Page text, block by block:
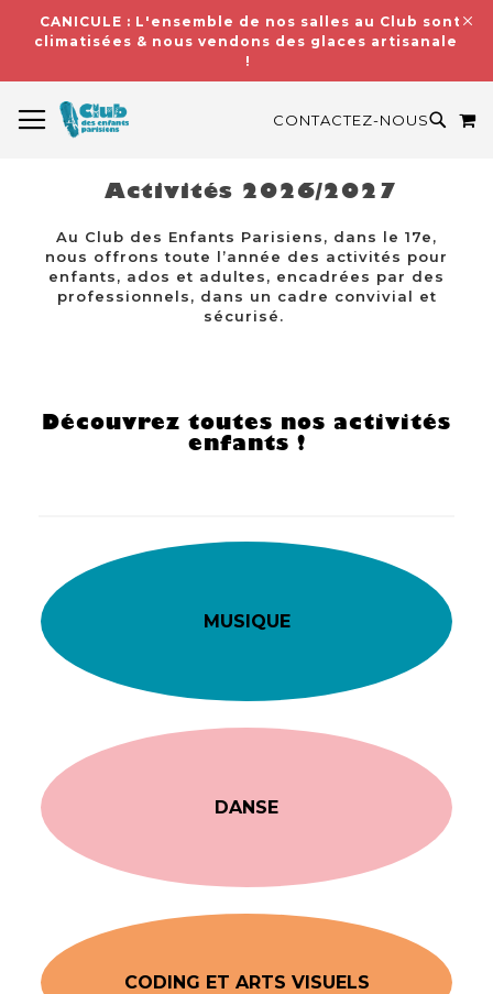
CANICULE : L'ensemble de nos salles au Club sont
climatisées & nous vendons des glaces artisanales
!
CONTACTEZ-NOUS
Activités 2026/2027
Au Club des Enfants Parisiens, dans le 17e,
nous offrons toute l’année des activités pour
enfants, ados et adultes, encadrées par des
professionnels, dans un cadre convivial et
sécurisé.
Découvrez toutes nos activités
enfants !
MUSIQUE
DANSE
CODING ET ARTS VISUELS